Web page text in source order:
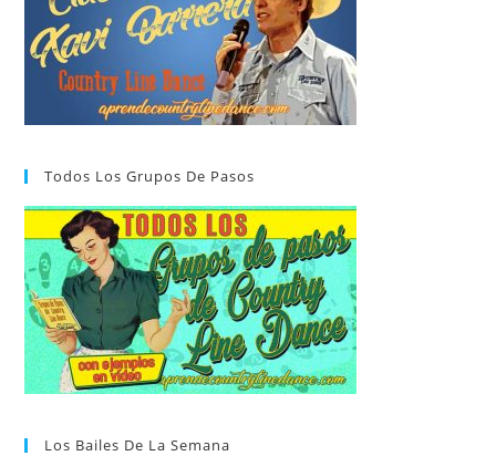
Todos Los Grupos De Pasos
Los Bailes De La Semana